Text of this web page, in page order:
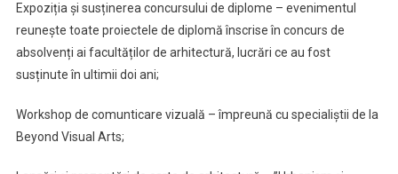
Expoziția și susținerea concursului de diplome – evenimentul
reunește toate proiectele de diplomă înscrise în concurs de
absolvenți ai facultăților de arhitectură, lucrări ce au fost
susținute în ultimii doi ani;
Workshop de comunticare vizuală – împreună cu specialiștii de la
Beyond Visual Arts;